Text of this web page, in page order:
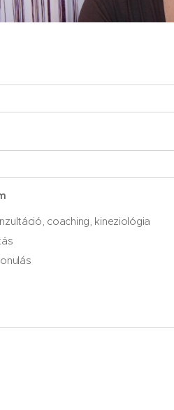
coaching, kineziológia